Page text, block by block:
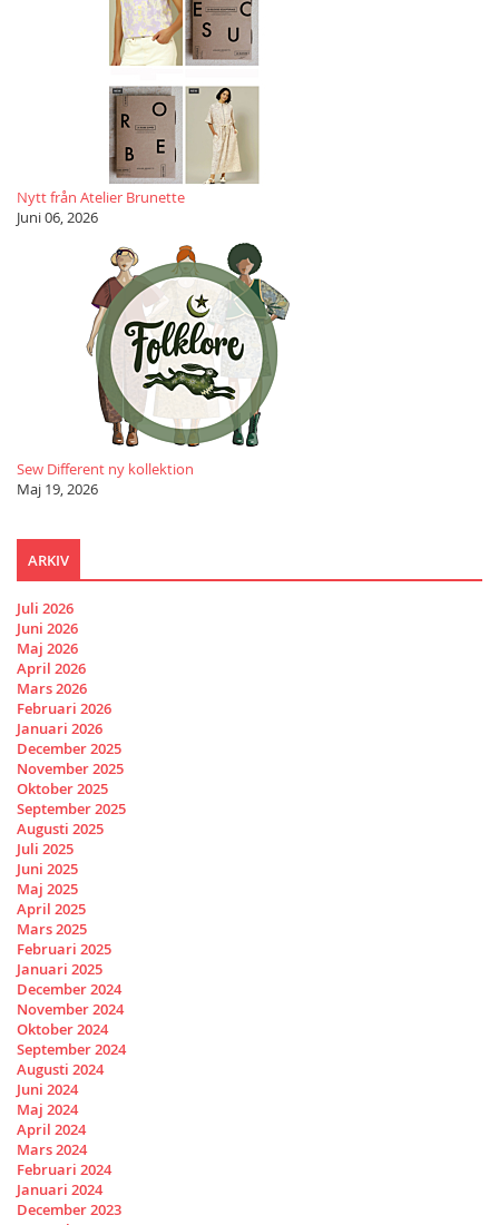
Nytt från Atelier Brunette
Juni 06, 2026
Sew Different ny kollektion
Maj 19, 2026
ARKIV
Juli 2026
Juni 2026
Maj 2026
April 2026
Mars 2026
Februari 2026
Januari 2026
December 2025
November 2025
Oktober 2025
September 2025
Augusti 2025
Juli 2025
Juni 2025
Maj 2025
April 2025
Mars 2025
Februari 2025
Januari 2025
December 2024
November 2024
Oktober 2024
September 2024
Augusti 2024
Juni 2024
Maj 2024
April 2024
Mars 2024
Februari 2024
Januari 2024
December 2023